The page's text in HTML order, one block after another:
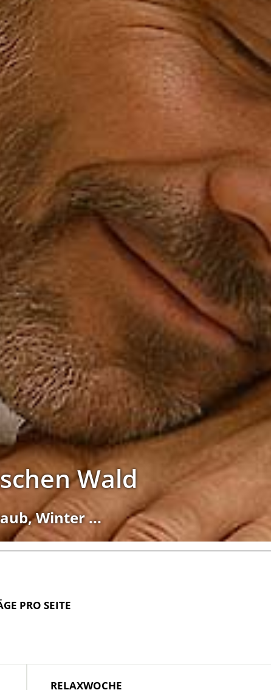
Wald
Winter ...
PRO SEITE
RELAXWOCHE